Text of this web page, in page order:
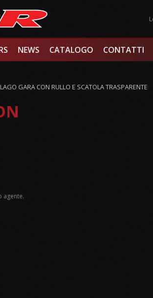
NEWS CATALOGO CONTATTI
GARA CON RULLO E SCATOLA TRASPARENTE
agente.